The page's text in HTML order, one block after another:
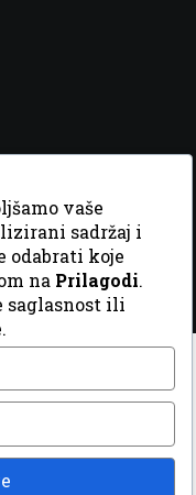
vaše
sadržaj i
odabrati koje
na Prilagodi.
saglasnost ili